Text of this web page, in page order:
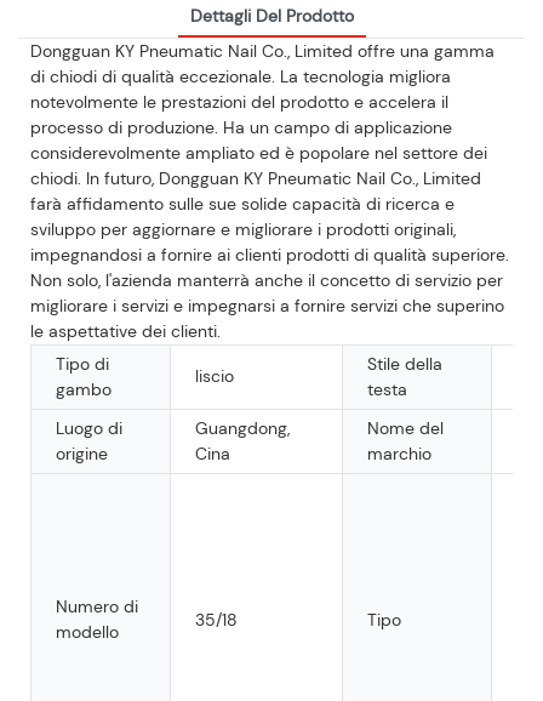
Dettagli Del Prodotto
Dongguan KY Pneumatic Nail Co., Limited offre una gamma
di chiodi di qualità eccezionale. La tecnologia migliora
notevolmente le prestazioni del prodotto e accelera il
processo di produzione. Ha un campo di applicazione
considerevolmente ampliato ed è popolare nel settore dei
chiodi. In futuro, Dongguan KY Pneumatic Nail Co., Limited
farà affidamento sulle sue solide capacità di ricerca e
sviluppo per aggiornare e migliorare i prodotti originali,
impegnandosi a fornire ai clienti prodotti di qualità superiore.
Non solo, l'azienda manterrà anche il concetto di servizio per
migliorare i servizi e impegnarsi a fornire servizi che superino
le aspettative dei clienti.
Tipo di
gambo
liscio
Stile della
testa
Luogo di
origine
Guangdong,
Cina
Nome del
marchio
Numero di
modello
35/18 Tipo